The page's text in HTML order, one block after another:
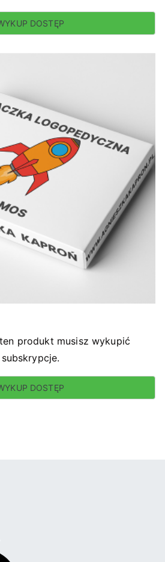
DOSTĘP
produkt musisz wykupić
subskrypcje.
DOSTĘP